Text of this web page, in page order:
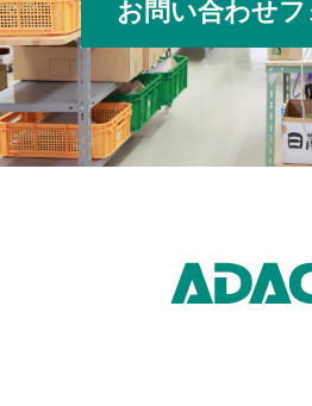
お問い合わせ